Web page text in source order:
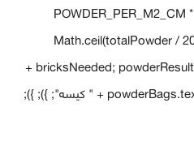
Math.ceil(totalPowder /
bricksNeeded; powderResult.textContent = totalPowder +
" کیلوگرم"; powderBags.textContent = bags + " کیسه"; }); });